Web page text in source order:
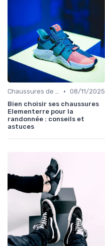
Chaussures de Randonnée • 08/11/2025
Bien choisir ses chaussures
Elementerre pour la
randonnée : conseils et
astuces